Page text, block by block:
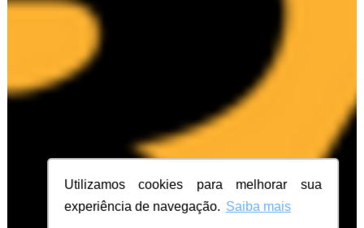
Utilizamos cookies para melhorar sua
experiência de navegação. Saiba mais